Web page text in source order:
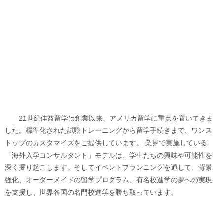
21世紀佳益留学は創業以来、アメリカ留学に重点を置いてきま
した。標準化された試験トレーニングから留学手続きまで、ワンス
トップのカスタマイズをご提供しています。 業界で実施している
「海外入学コンサルタント」モデルは、学生たちの興味や可能性を
深く掘り起こします。そしてイベントプランニングを通して、背景
強化、オーダーメイドの留学プログラム、有名校進学の夢への実現
を支援し、世界各国の名門校進学を勝ち取っています。